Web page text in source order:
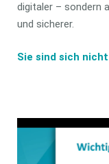
digitaler – sondern
und sicherer.
Sie sind sich